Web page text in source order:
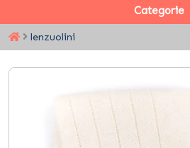
Categorie
lenzuolini